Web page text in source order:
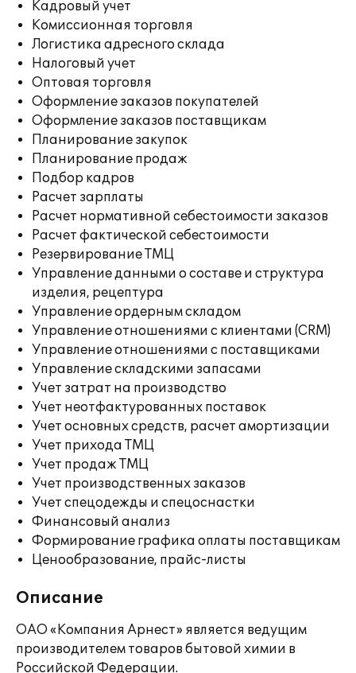
Кадровый учет
Комиссионная торговля
Логистика адресного склада
Налоговый учет
Оптовая торговля
Оформление заказов покупателей
Оформление заказов поставщикам
Планирование закупок
Планирование продаж
Подбор кадров
Расчет зарплаты
Расчет нормативной себестоимости заказов
Расчет фактической себестоимости
Резервирование ТМЦ
Управление данными о составе и структура
изделия, рецептура
Управление ордерным складом
Управление отношениями с клиентами (CRM)
Управление отношениями с поставщиками
Управление складскими запасами
Учет затрат на производство
Учет неотфактурованных поставок
Учет основных средств, расчет амортизации
Учет прихода ТМЦ
Учет продаж ТМЦ
Учет производственных заказов
Учет спецодежды и спецоснастки
Финансовый анализ
Формирование графика оплаты поставщикам
Ценообразование, прайс-листы
Описание
ОАО «Компания Арнест» является ведущим
производителем товаров бытовой химии в
Российской Федерации.